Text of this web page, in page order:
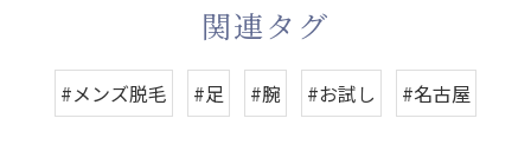
関連タグ
#メンズ脱毛 #足 #腕 #お試し #名古屋